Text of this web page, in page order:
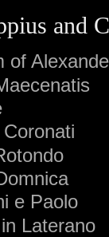
and
of
e Paolo
Laterano